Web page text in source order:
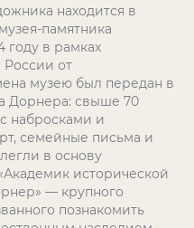
находится в
памятника
году в рамках
России от
музею был передан в
Дорнера: свыше 70
набросками и
семейные письма и
в основу
исторической
— крупного
познакомить